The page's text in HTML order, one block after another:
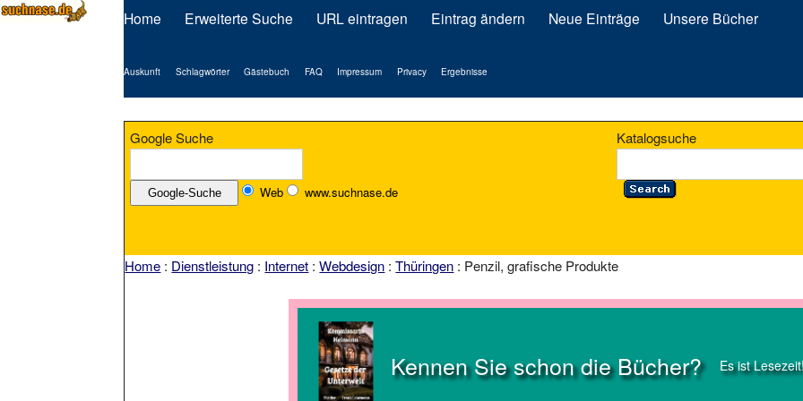
Home Erweiterte Suche URL eintragen Eintrag ändern Neue Einträge Unsere Bücher
Auskunft Schlagwörter Gästebuch FAQ Impressum Privacy Ergebnisse
Google Suche
Web www.suchnase.de
Katalogsuche
Home : Dienstleistung : Internet :Webdesign :Thüringen : Penzil, grafische Produkte
Kennen Sie schon die Bücher? Es ist